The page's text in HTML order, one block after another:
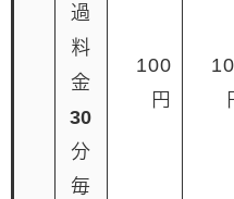
過
料
金
30
分
毎
100
円